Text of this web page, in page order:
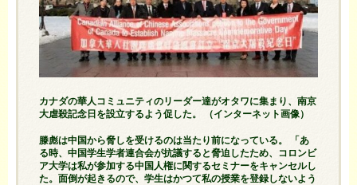
カナダの華人コミュニティのリーダー達がオタワに集まり、南京
大虐殺記念日を設立するよう促した。 （インターネット画像）
滕彪は中国から脅しを受けるのは当たり前になっている。 「あ
る時、中国学生学者連合会が抗議すると脅迫したため、コロンビ
ア大学は私が参加する中国人権に関するセミナーをキャンセルし
た。面倒が起きるので、学生はかつて私の授業を登録しないよう